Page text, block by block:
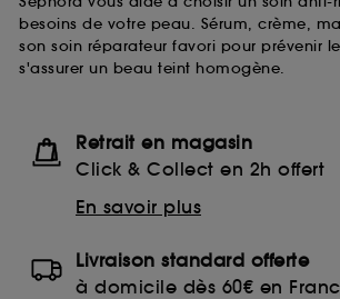
besoins de votre peau. Sérum, crème,
son soin réparateur favori pour prévenir
s'assurer un beau teint homogène.
Retrait en magasin
Click & Collect en 2h offert
En savoir plus
Livraison standard offerte
à domicile dès 60€ en